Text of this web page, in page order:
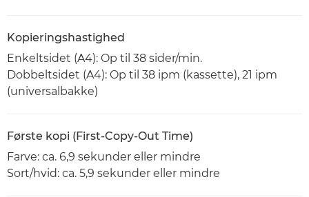
Kopieringshastighed
Enkeltsidet (A4): Op til 38 sider/min.
Dobbeltsidet (A4): Op til 38 ipm (kassette), 21 ipm
(universalbakke)
Første kopi (First-Copy-Out Time)
Farve: ca. 6,9 sekunder eller mindre
Sort/hvid: ca. 5,9 sekunder eller mindre